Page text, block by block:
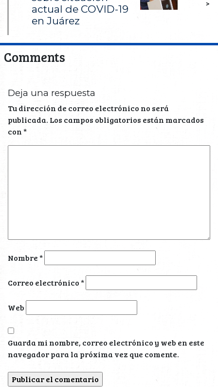
actual de COVID-19
en Juárez
>
Comments
Deja una respuesta
Tu dirección de correo electrónico no será
publicada. Los campos obligatorios están marcados
con*
Nombre*
Correo electrónico*
Web
Guarda mi nombre, correo electrónico y web en este
navegador para la próxima vez que comente.